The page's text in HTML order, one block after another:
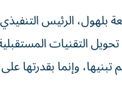
بلهول، الرئيس
التقنيات
تبنيها، وإنما بقدرتها